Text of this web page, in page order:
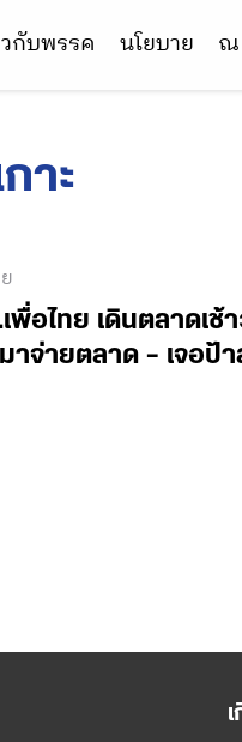
กับพรรค นโยบาย ณ
าะ
ไทย เดินตลาดเช้า
จ่ายตลาด – เจอป้